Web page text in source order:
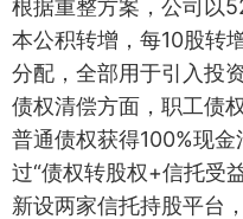
根据重整方案，公司以
本公积转增，每10股转
分配，全部用于引入投
债权清偿方面，职工债
普通债权获得100%现
过“债权转股权+信托受
新设两家信托持股平台